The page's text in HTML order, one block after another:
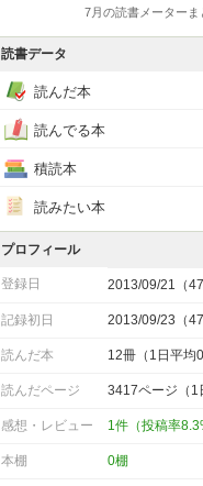
7月の読書メーターま
読書データ
読んだ本
読んでる本
積読本
読みたい本
プロフィール
登録日 2013/09/21（
記録初日 2013/09/23（
読んだ本 12冊（1日平均
読んだページ 3417ページ（1
感想・レビュー 1件（投稿率
本棚 0棚